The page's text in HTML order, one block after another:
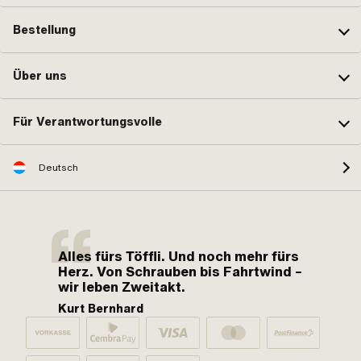
Bestellung
Über uns
Für Verantwortungsvolle
Deutsch
Alles fürs Töffli. Und noch mehr fürs
Herz. Von Schrauben bis Fahrtwind –
wir leben Zweitakt.
Kurt Bernhard